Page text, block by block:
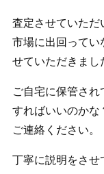
査定させていただ
市場に出回ってい
せていただきまし
ご自宅に保管さ
すればいいのかな
ご連絡ください。
丁寧に説明をさせ